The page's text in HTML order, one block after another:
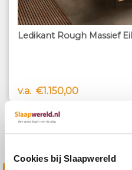
Cookies bij Slaapwereld
Ledikant Rough Massief
v.a. €1.150,00
OUTLET